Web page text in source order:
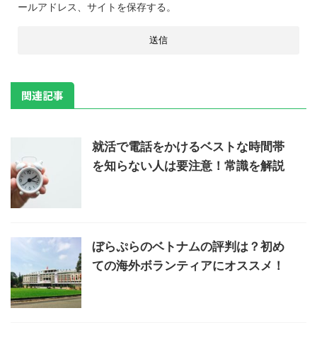
ールアドレス、サイトを保存する。
関連記事
就活で電話をかけるベストな時間帯
を知らない人は要注意！常識を解説
ぼらぷらのベトナムの評判は？初め
ての海外ボランティアにオススメ！